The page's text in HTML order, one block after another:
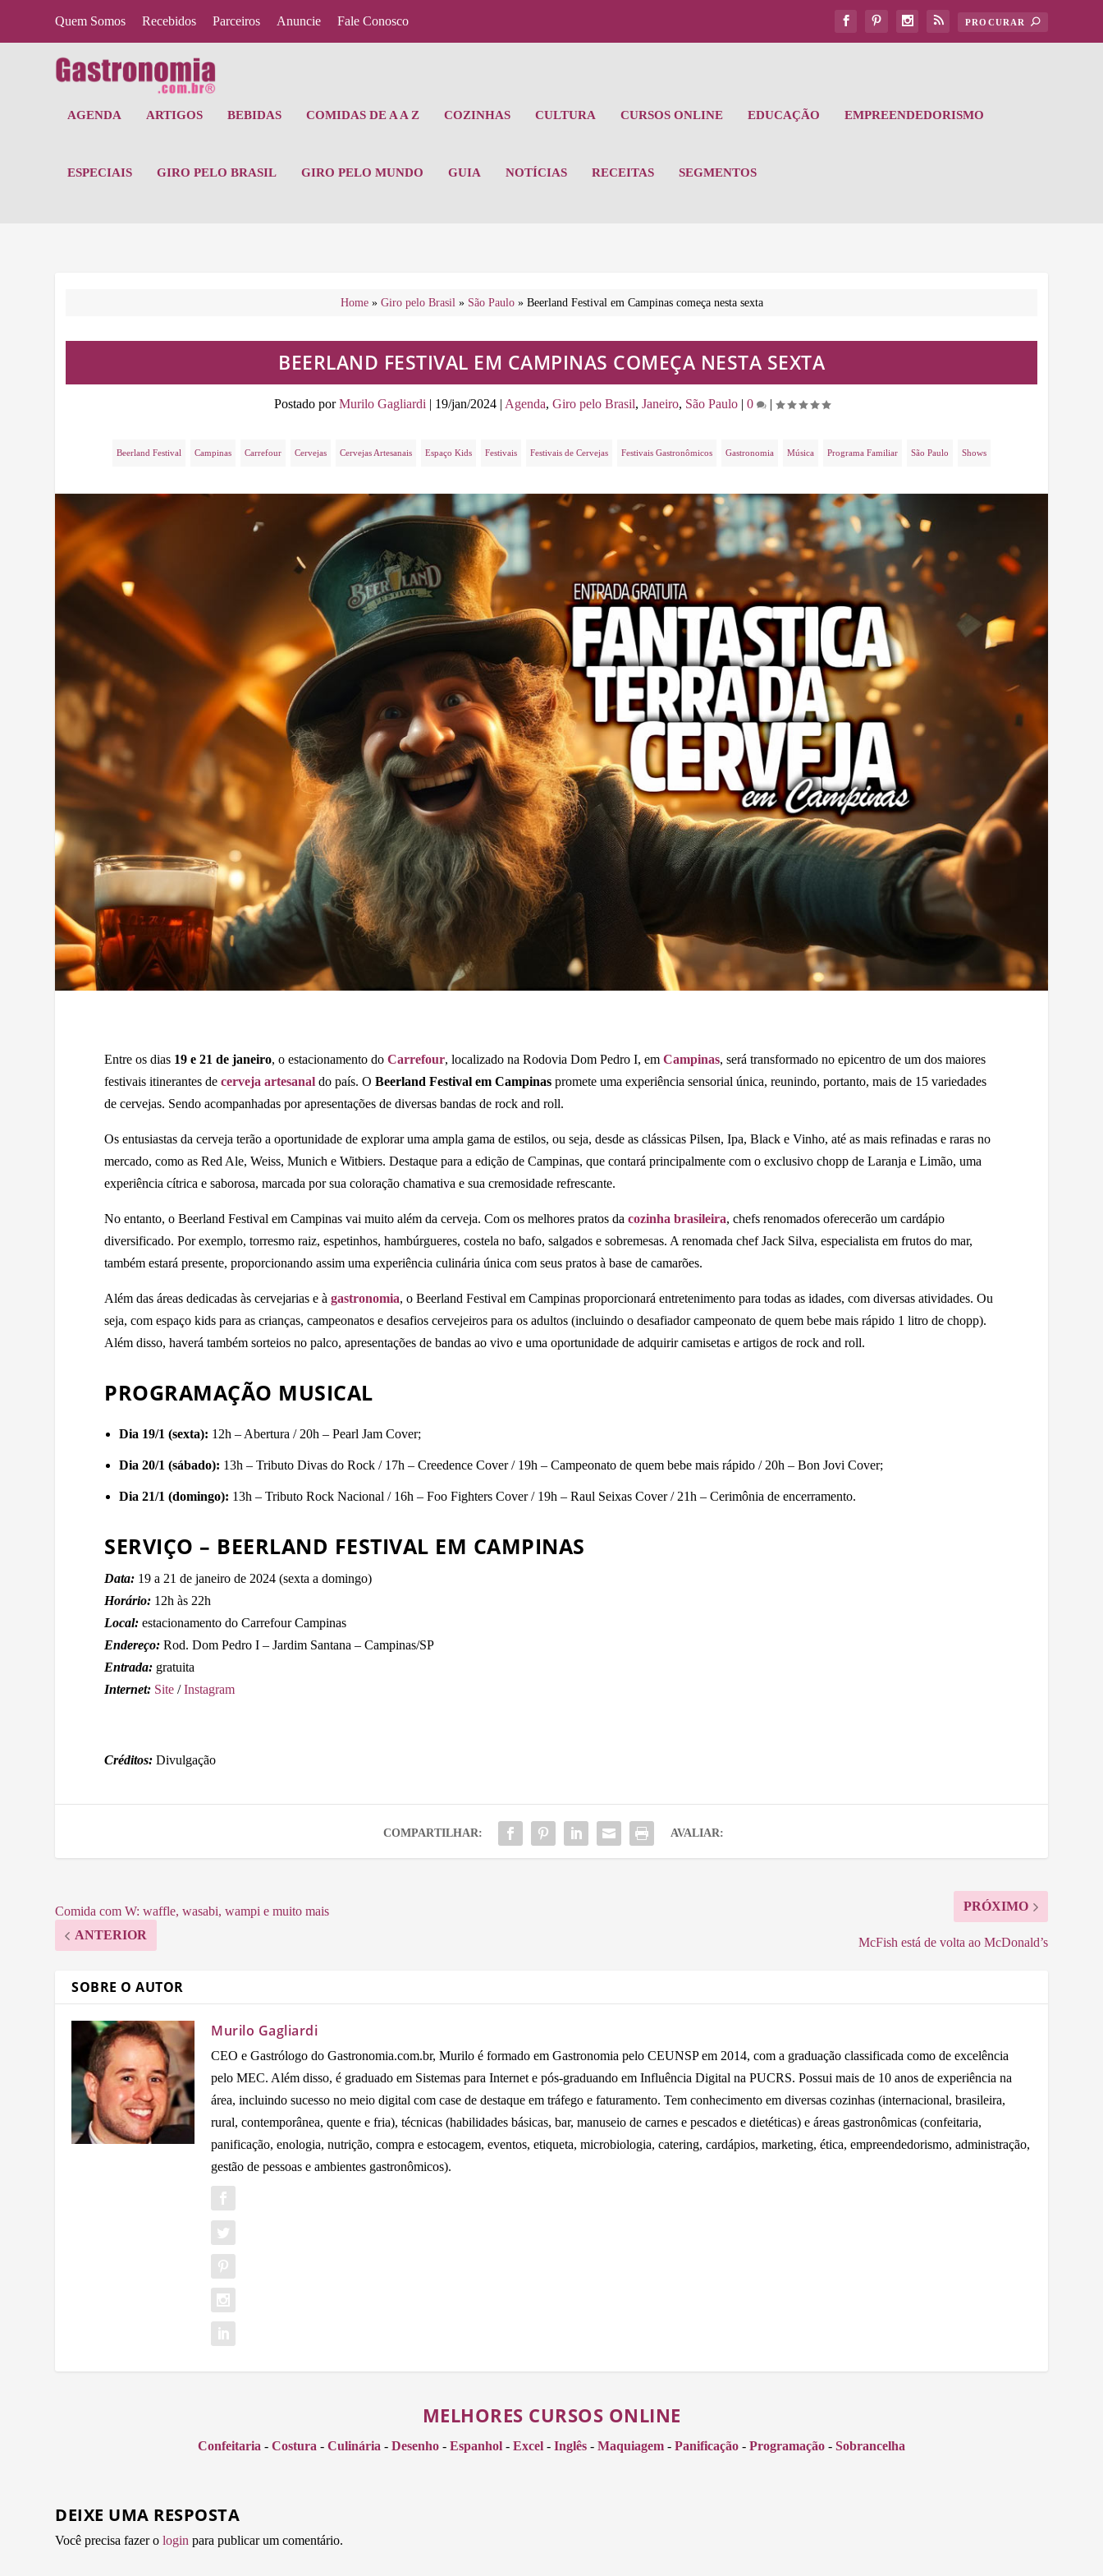
Quem Somos Recebidos Parceiros Anuncie Fale Conosco
AGENDA ARTIGOS BEBIDAS COMIDAS DE A A Z COZINHAS CULTURA CURSOS ONLINE EDUCAÇÃO EMPREENDEDORISMO
ESPECIAIS GIRO PELO BRASIL GIRO PELO MUNDO GUIA NOTÍCIAS RECEITAS SEGMENTOS
Home» Giro pelo Brasil» São Paulo» Beerland Festival em Campinas começa nesta sexta
BEERLAND FESTIVAL EM CAMPINAS COMEÇA NESTA SEXTA
Postado porMurilo Gagliardi | 19/jan/2024| Agenda, Giro pelo Brasil, Janeiro, São Paulo| 0 |
Beerland Festival Campinas Carrefour Cervejas Cervejas Artesanais Espaço Kids Festivais Festivais de Cervejas Festivais Gastronômicos Gastronomia Música Programa Familiar São Paulo Shows
Entre os dias 19 e 21 de janeiro, o estacionamento doCarrefour, localizado na Rodovia Dom Pedro I, emCampinas, será transformado no epicentro de um dos maiores
festivais itinerantes decerveja artesanal do país. OBeerland Festival em Campinas promete uma experiência sensorial única, reunindo, portanto, mais de 15 variedades
de cervejas. Sendo acompanhadas por apresentações de diversas bandas de rock and roll.
Os entusiastas da cerveja terão a oportunidade de explorar uma ampla gama de estilos, ou seja, desde as clássicas Pilsen, Ipa, Black e Vinho, até as mais refinadas e raras no
mercado, como as Red Ale, Weiss, Munich e Witbiers. Destaque para a edição de Campinas, que contará principalmente com o exclusivo chopp de Laranja e Limão, uma
experiência cítrica e saborosa, marcada por sua coloração chamativa e sua cremosidade refrescante.
No entanto, o Beerland Festival em Campinas vai muito além da cerveja. Com os melhores pratos dacozinha brasileira, chefs renomados oferecerão um cardápio
diversificado. Por exemplo, torresmo raiz, espetinhos, hambúrgueres, costela no bafo, salgados e sobremesas. A renomada chef Jack Silva, especialista em frutos do mar,
também estará presente, proporcionando assim uma experiência culinária única com seus pratos à base de camarões.
Além das áreas dedicadas às cervejarias e àgastronomia, o Beerland Festival em Campinas proporcionará entretenimento para todas as idades, com diversas atividades. Ou
seja, com espaço kids para as crianças, campeonatos e desafios cervejeiros para os adultos (incluindo o desafiador campeonato de quem bebe mais rápido 1 litro de chopp).
Além disso, haverá também sorteios no palco, apresentações de bandas ao vivo e uma oportunidade de adquirir camisetas e artigos de rock and roll.
PROGRAMAÇÃO MUSICAL
Dia 19/1 (sexta): 12h – Abertura / 20h – Pearl Jam Cover;
Dia 20/1 (sábado): 13h – Tributo Divas do Rock / 17h – Creedence Cover / 19h – Campeonato de quem bebe mais rápido / 20h – Bon Jovi Cover;
Dia 21/1 (domingo): 13h – Tributo Rock Nacional / 16h – Foo Fighters Cover / 19h – Raul Seixas Cover / 21h – Cerimônia de encerramento.
SERVIÇO – BEERLAND FESTIVAL EM CAMPINAS
Data: 19 a 21 de janeiro de 2024 (sexta a domingo)
Horário: 12h às 22h
Local: estacionamento do Carrefour Campinas
Endereço:Rod. Dom Pedro I – Jardim Santana – Campinas/SP
Entrada: gratuita
Internet: Site /Instagram
Créditos: Divulgação
COMPARTILHAR: AVALIAR:
Comida com W: waffle, wasabi, wampi e muito mais
ANTERIOR
PRÓXIMO
McFish está de volta ao McDonald’s
SOBRE O AUTOR
Murilo Gagliardi
CEO e Gastrólogo do Gastronomia.com.br, Murilo é formado em Gastronomia pelo CEUNSP em 2014, com a graduação classificada como de excelência
pelo MEC. Além disso, é graduado em Sistemas para Internet e pós-graduando em Influência Digital na PUCRS. Possui mais de 10 anos de experiência na
área, incluindo sucesso no meio digital com case de destaque em tráfego e faturamento. Tem conhecimento em diversas cozinhas (internacional, brasileira,
rural, contemporânea, quente e fria), técnicas (habilidades básicas, bar, manuseio de carnes e pescados e dietéticas) e áreas gastronômicas (confeitaria,
panificação, enologia, nutrição, compra e estocagem, eventos, etiqueta, microbiologia, catering, cardápios, marketing, ética, empreendedorismo, administração,
gestão de pessoas e ambientes gastronômicos).
MELHORES CURSOS ONLINE
Confeitaria - Costura - Culinária - Desenho - Espanhol - Excel - Inglês - Maquiagem - Panificação - Programação - Sobrancelha
DEIXE UMA RESPOSTA
Você precisa fazer ologin para publicar um comentário.